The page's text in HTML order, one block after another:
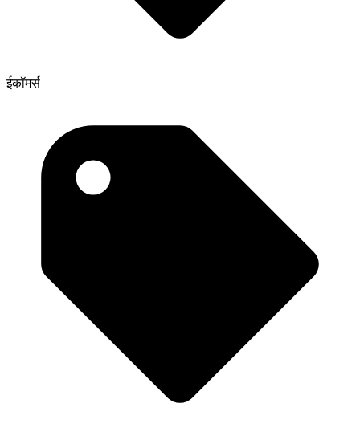
ईकॉमर्स